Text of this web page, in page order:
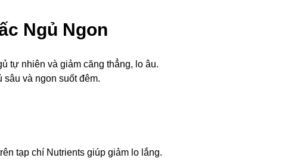
Ngủ Ngon
tự nhiên và giảm căng thẳng, lo âu.
và ngon suốt đêm.
tạp chí Nutrients giúp giảm lo lắng.